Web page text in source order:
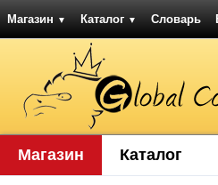
Магазин ▼ Каталог ▼ Словарь
Магазин Каталог